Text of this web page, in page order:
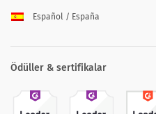
Español / España
Ödüller & sertifikalar